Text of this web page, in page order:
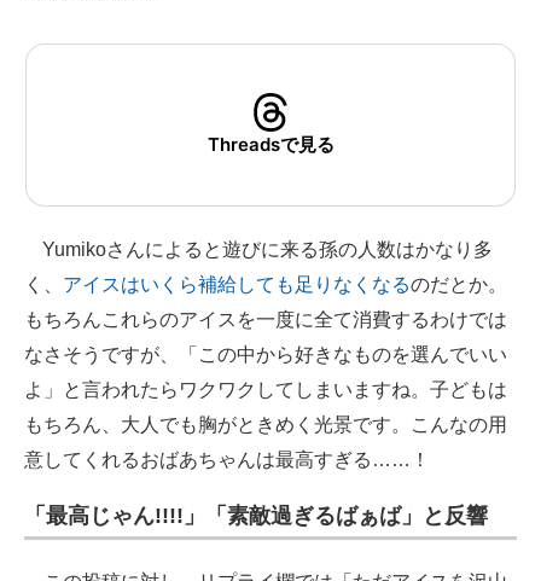
Threadsで見る
Yumikoさんによると遊びに来る孫の人数はかなり多
く、 アイスはいくら補給しても足りなくなるのだとか。
もちろんこれらのアイスを一度に全て消費するわけでは
なさそうですが、「この中から好きなものを選んでいい
よ」と言われたらワクワクしてしまいますね。子どもは
もちろん、大人でも胸がときめく光景です。こんなの用
意してくれるおばあちゃんは最高すぎる……！
「最高じゃん!!!!」「素敵過ぎるばぁば」と反響